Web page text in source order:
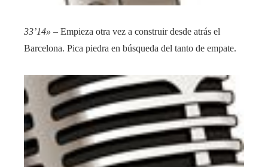
33’14» – Empieza otra vez a construir desde atrás el
Barcelona. Pica piedra en búsqueda del tanto de empate.